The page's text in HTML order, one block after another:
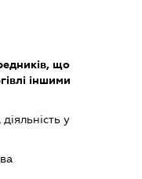
що
іншими
у